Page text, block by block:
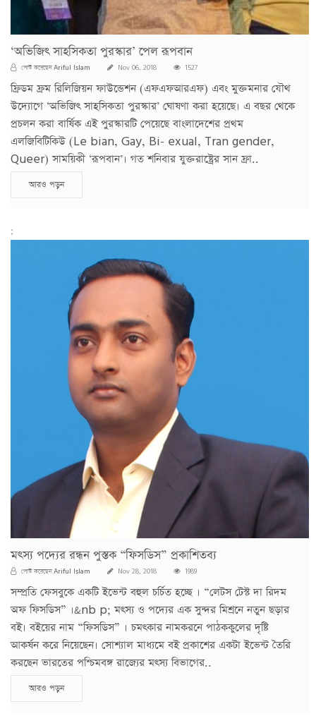
‘অভিজিৎ সাহসিকতা পুরস্কার’ পেল রূপবান
পোস্ট করেছেনAriful Islam Nov 06, 2018 1527
ফ্রিডম ফ্রম রিলিজিয়ন ফাউন্ডেশন (এফএফআরএফ) এবং মুক্তমনার যৌথ
উদ্যোগে ‘অভিজিৎ সাহসিকতা পুরস্কার’ ঘোষণা করা হয়েছে। এ বছর থেকে
প্রচলন করা বার্ষিক এই পুরস্কারটি পেয়েছে বাংলাদেশের প্রথম
এলজিবিটিকিউ (Le bian, Gay, Bi- exual, Tran gender,
Queer) সাময়িকী ‘রূপবান’। গত শনিবার যুক্তরাষ্ট্রের সান ফ্রা..
আরও পড়ুন
;
মৎস্য পদ্যের রন্ধন পুস্তক “ফিসডিস” প্রকাশিতব্য
পোস্ট করেছেনAriful Islam Nov 28, 2018 1989
সম্প্রতি ফেসবুকে একটি ইভেন্ট বহুল চর্চিত হচ্ছে । “লেটস টেস্ট দা রিদম
অফ ফিসডিস” ।&nb p; মৎস্য ও পদ্যের এক সুন্দর মিশ্রনে নতুন ছড়ার
বই। বইয়ের নাম “ফিসডিস” । চমৎকার নামকরনে পাঠককুলের দৃষ্টি
আকর্ষন করে নিয়েছেন। সোশ্যাল মাধ্যমে বই প্রকাশের একটা ইভেন্ট তৈরি
করছেন ভারতের পশ্চিমবঙ্গ রাজ্যের মৎস্য বিভাগের..
আরও পড়ুন